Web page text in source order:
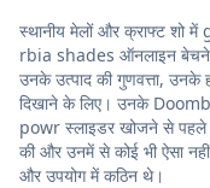
स्थानीय मेलों और क्राफ्ट शो
rbia shades ऑनलाइन बेचने
उनके उत्पाद की गुणवत्ता, उनके
दिखाने के लिए। उनके Doomby
powr स्लाइडर खोजने से
की और उनमें से कोई भी ऐसा
और उपयोग में कठिन थे।